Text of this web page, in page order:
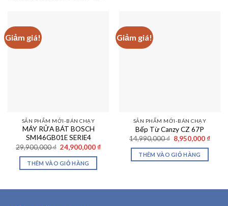
Giảm giá!
SẢN PHẨM MỚI-BÁN CHẠY
MÁY RỬA BÁT BOSCH
SMI46GB01E SERIE4
29,900,000₫ Giá
gốc
là:
29,900,000 ₫.
24,900,000 ₫Giá
THÊM VÀO GIỎ HÀNG
Giảm giá!
SẢN PHẨM MỚI-BÁN CHẠY
Bếp Từ Canzy CZ 67P
14,990,000₫ Giá
gốc
là:
14,990,000 ₫.
8,950,000 ₫Giá
THÊM VÀO GIỎ HÀNG